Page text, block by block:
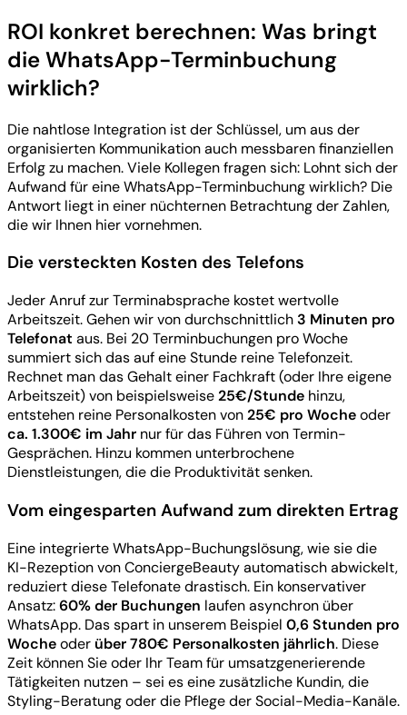
ROI konkret berechnen: Was bringt
die WhatsApp-Terminbuchung
wirklich?
Die nahtlose Integration ist der Schlüssel, um aus der
organisierten Kommunikation auch messbaren finanziellen
Erfolg zu machen. Viele Kollegen fragen sich: Lohnt sich der
Aufwand für eine WhatsApp-Terminbuchung wirklich? Die
Antwort liegt in einer nüchternen Betrachtung der Zahlen,
die wir Ihnen hier vornehmen.
Die versteckten Kosten des Telefons
Jeder Anruf zur Terminabsprache kostet wertvolle
Arbeitszeit. Gehen wir von durchschnittlich 3 Minuten pro
Telefonat aus. Bei 20 Terminbuchungen pro Woche
summiert sich das auf eine Stunde reine Telefonzeit.
Rechnet man das Gehalt einer Fachkraft (oder Ihre eigene
Arbeitszeit) von beispielsweise25€/Stunde hinzu,
entstehen reine Personalkosten von25€ pro Wocheoder
ca. 1.300€ im Jahr nur für das Führen von Termin-
Gesprächen. Hinzu kommen unterbrochene
Dienstleistungen, die die Produktivität senken.
Vom eingesparten Aufwand zum direkten Ertrag
Eine integrierte WhatsApp-Buchungslösung, wie sie die
KI-Rezeption von ConciergeBeauty automatisch abwickelt,
reduziert diese Telefonate drastisch. Ein konservativer
Ansatz:60% der Buchungen laufen asynchron über
WhatsApp. Das spart in unserem Beispiel 0,6 Stunden pro
Wocheoder über 780€ Personalkosten jährlich. Diese
Zeit können Sie oder Ihr Team für umsatzgenerierende
Tätigkeiten nutzen – sei es eine zusätzliche Kundin, die
Styling-Beratung oder die Pflege der Social-Media-Kanäle.